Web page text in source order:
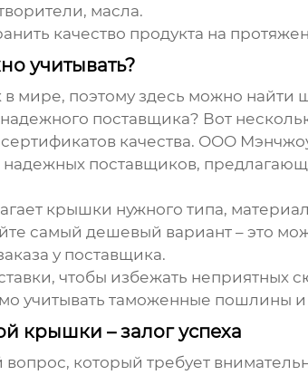
масла.
качество продукта на
учитывать?
мире, поэтому здесь можно найти
поставщика? Вот
качества. ООО
поставщиков,
крышки нужного типа,
самый дешевый вариант – это
у поставщика.
чтобы избежать неприятных
учитывать таможенные пошлины и
крышки – залог успеха
который требует